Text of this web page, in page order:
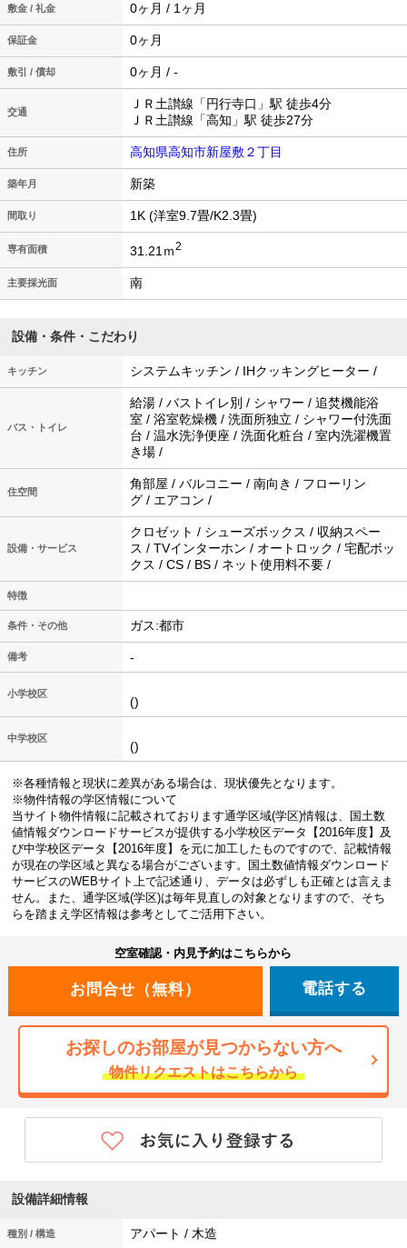
敷金 / 礼金 0ヶ月 / 1ヶ月
保証金 0ヶ月
敷引 / 償却 0ヶ月 / -
交通
ＪＲ土讃線「円行寺口」駅 徒歩4分
ＪＲ土讃線「高知」駅 徒歩27分
住所 高知県高知市新屋敷２丁目
築年月 新築
間取り 1K (洋室9.7畳/K2.3畳)
専有面積 31.21ｍ2
主要採光面 南
設備・条件・こだわり
キッチン システムキッチン / IHクッキングヒーター /
バス・トイレ
給湯 / バストイレ別 / シャワー / 追焚機能浴
室 / 浴室乾燥機 / 洗面所独立 / シャワー付洗面
台 / 温水洗浄便座 / 洗面化粧台 / 室内洗濯機置
き場 /
住空間
角部屋 / バルコニー / 南向き / フローリン
グ / エアコン /
設備・サービス
クロゼット / シューズボックス / 収納スペー
ス / TVインターホン / オートロック / 宅配ボッ
クス / CS / BS / ネット使用料不要 /
特徴
条件・その他 ガス:都市
備考 -
小学校区
()
中学校区
()
※各種情報と現状に差異がある場合は、現状優先となります。
※物件情報の学区情報について
当サイト物件情報に記載されております通学区域(学区)情報は、国土数
値情報ダウンロードサービスが提供する小学校区データ【2016年度】及
び中学校区データ【2016年度】を元に加工したものですので、記載情報
が現在の学区域と異なる場合がございます。国土数値情報ダウンロード
サービスのWEBサイト上で記述通り、データは必ずしも正確とは言えま
せん。また、通学区域(学区)は毎年見直しの対象となりますので、そち
らを踏まえ学区情報は参考としてご活用下さい。
空室確認・内見予約はこちらから
電話する
お探しのお部屋が見つからない方へ
物件リクエストはこちらから
設備詳細情報
種別 / 構造 アパート / 木造